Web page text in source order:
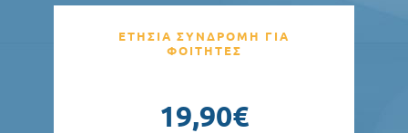
ΕΤΗΣΙΑ ΣΥΝΔΡΟΜΗ ΓΙΑ
ΦΟΙΤΗΤΕΣ
19,90€